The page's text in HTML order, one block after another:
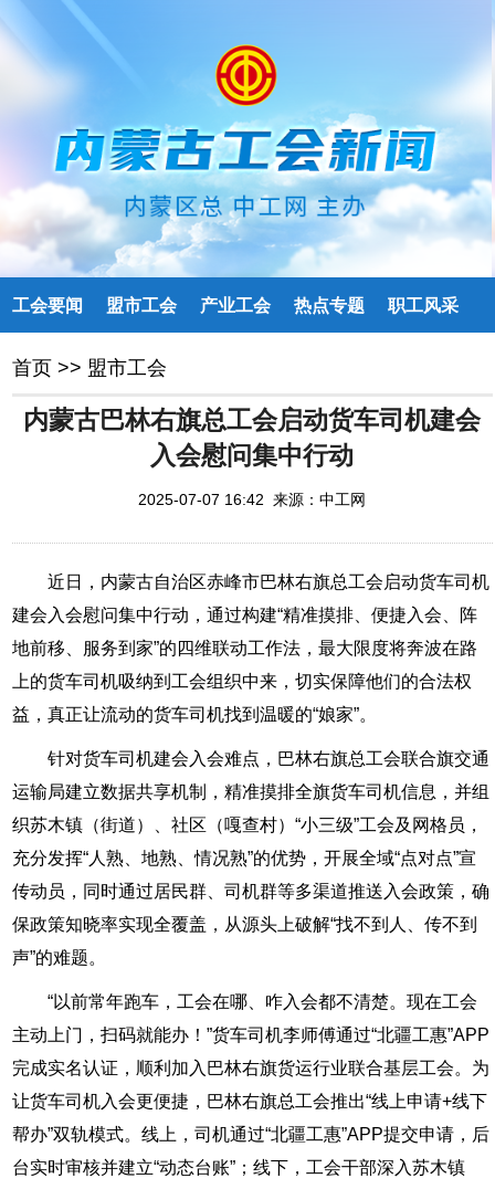
工会要闻 盟市工会 产业工会 热点专题 职工风采
首页 >> 盟市工会
内蒙古巴林右旗总工会启动货车司机建会
入会慰问集中行动
2025-07-07 16:42 来源：中工网
近日，内蒙古自治区赤峰市巴林右旗总工会启动货车司机
建会入会慰问集中行动，通过构建“精准摸排、便捷入会、阵
地前移、服务到家”的四维联动工作法，最大限度将奔波在路
上的货车司机吸纳到工会组织中来，切实保障他们的合法权
益，真正让流动的货车司机找到温暖的“娘家”。
针对货车司机建会入会难点，巴林右旗总工会联合旗交通
运输局建立数据共享机制，精准摸排全旗货车司机信息，并组
织苏木镇（街道）、社区（嘎查村）“小三级”工会及网格员，
充分发挥“人熟、地熟、情况熟”的优势，开展全域“点对点”宣
传动员，同时通过居民群、司机群等多渠道推送入会政策，确
保政策知晓率实现全覆盖，从源头上破解“找不到人、传不到
声”的难题。
“以前常年跑车，工会在哪、咋入会都不清楚。现在工会
主动上门，扫码就能办！”货车司机李师傅通过“北疆工惠”APP
完成实名认证，顺利加入巴林右旗货运行业联合基层工会。为
让货车司机入会更便捷，巴林右旗总工会推出“线上申请+线下
帮办”双轨模式。线上，司机通过“北疆工惠”APP提交申请，后
台实时审核并建立“动态台账”；线下，工会干部深入苏木镇